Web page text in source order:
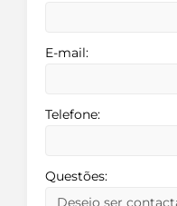
E-mail:
Telefone:
Questões: